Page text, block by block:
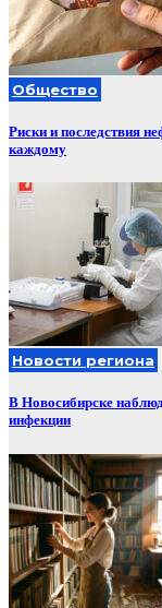
Общество
Риски и последствия
каждому
Новости региона
В Новосибирске
инфекции